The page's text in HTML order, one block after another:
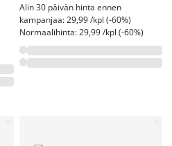
Alin 30 päivän hinta ennen
kampanjaa: 29,99 /kpl (-60%)
Normaalihinta: 29,99 /kpl (-60%)